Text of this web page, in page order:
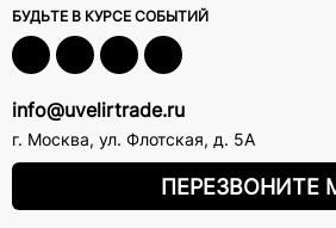
БУДЬТЕ В КУРСЕ СОБЫТИЙ
info@uvelirtrade.ru
г. Москва, ул. Флотская, д. 5А
ПЕРЕЗВОНИТЕ